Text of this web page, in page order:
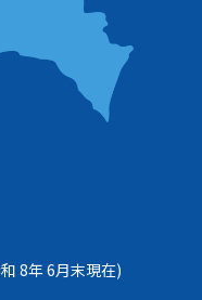
和 8年 6月末現在)